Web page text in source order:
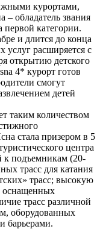
курортами,
– обладатель звания
первой категории.
и длится до конца
услуг расширяется с
открытию детского
4* курорт готов
смогут
детей
таким количеством
стала призером в 5
центра
к подъемникам (20-
трасс для катания
трасс; высокую
оснащенных
трасс различной
оборудованных
барьерами.